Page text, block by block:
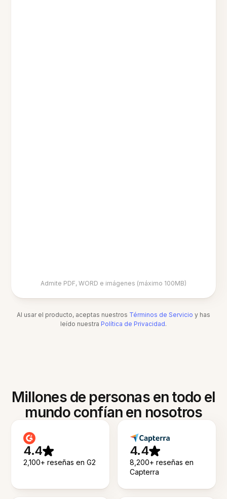
Admite PDF, WORD e imágenes (máximo 100MB)
Al usar el producto, aceptas nuestros Términos de Servicio y has
leído nuestra Política de Privacidad.
Millones de personas en todo el
mundo confían en nosotros
4.4
2,100+ reseñas en G2
4.4
8,200+ reseñas en
Capterra